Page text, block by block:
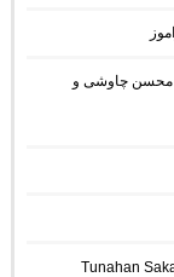
با حضور محسن چاوشی و